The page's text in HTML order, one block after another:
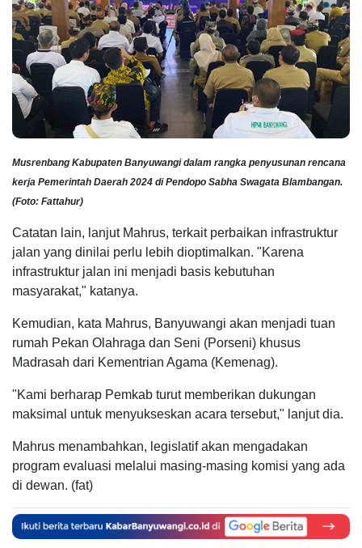
Musrenbang Kabupaten Banyuwangi dalam rangka penyusunan rencana
kerja Pemerintah Daerah 2024 di Pendopo Sabha Swagata Blambangan.
(Foto: Fattahur)
Catatan lain, lanjut Mahrus, terkait perbaikan infrastruktur
jalan yang dinilai perlu lebih dioptimalkan. "Karena
infrastruktur jalan ini menjadi basis kebutuhan
masyarakat," katanya.
Kemudian, kata Mahrus, Banyuwangi akan menjadi tuan
rumah Pekan Olahraga dan Seni (Porseni) khusus
Madrasah dari Kementrian Agama (Kemenag).
"Kami berharap Pemkab turut memberikan dukungan
maksimal untuk menyukseskan acara tersebut," lanjut dia.
Mahrus menambahkan, legislatif akan mengadakan
program evaluasi melalui masing-masing komisi yang ada
di dewan. (fat)